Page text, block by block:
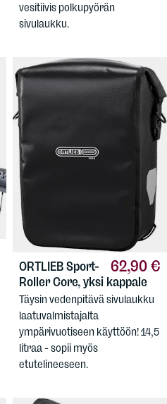
vesitiivis polkupyörän
sivulaukku.
62,90 €
ORTLIEBSport-
Roller Core, yksi kappale
Täysin vedenpitävä sivulaukku
laatuvalmistajalta
ympärivuotiseen käyttöön! 14,5
litraa - sopii myös
etutelineeseen.